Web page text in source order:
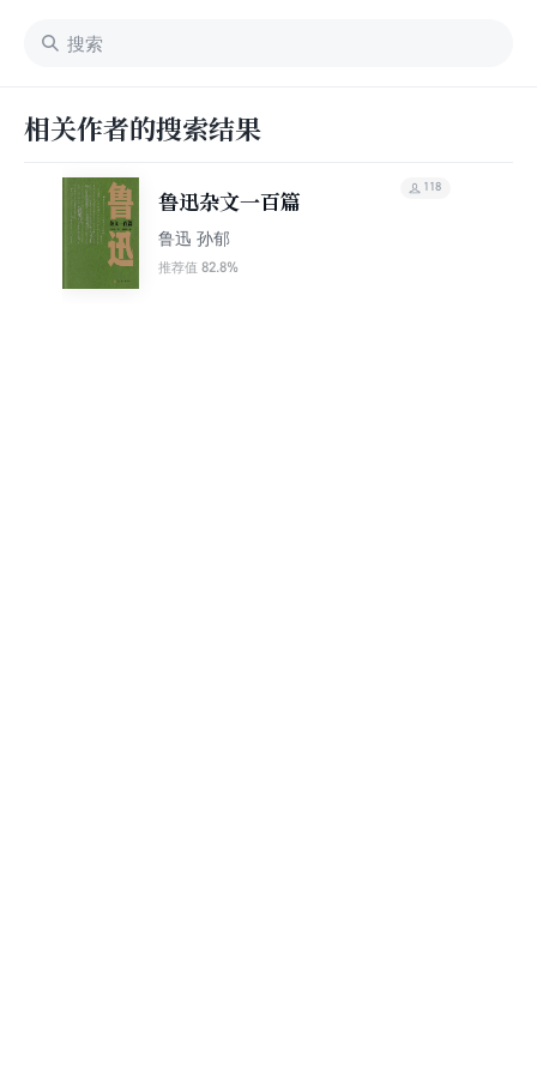
相关作者的搜索结果
鲁迅杂文一百篇
鲁迅 孙郁
推荐值 82.8%
118